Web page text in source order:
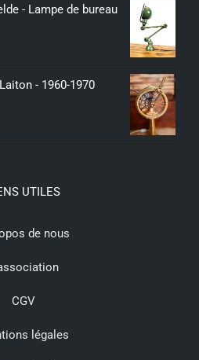
- Lampe de bureau
- 1960-1970
UTILES
de nous
CGV
légales